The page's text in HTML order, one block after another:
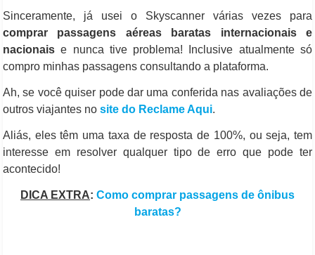
Sinceramente, já usei o Skyscanner várias vezes para
comprar passagens aéreas baratas internacionais e
nacionais e nunca tive problema! Inclusive atualmente só
compro minhas passagens consultando a plataforma.
Ah, se você quiser pode dar uma conferida nas avaliações de
outros viajantes no site do Reclame Aqui.
Aliás, eles têm uma taxa de resposta de 100%, ou seja, tem
interesse em resolver qualquer tipo de erro que pode ter
acontecido!
DICA EXTRA: Como comprar passagens de ônibus
baratas?